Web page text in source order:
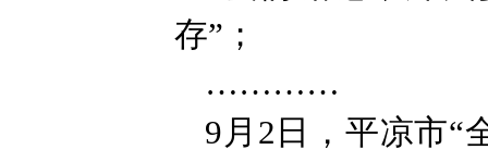
存”；
…………
9月2日，平凉市“